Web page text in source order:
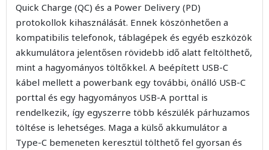
Quick Charge (QC) és a Power Delivery (PD)
protokollok kihasználását. Ennek köszönhetően a
kompatibilis telefonok, táblagépek és egyéb eszközök
akkumulátora jelentősen rövidebb idő alatt feltölthető,
mint a hagyományos töltőkkel. A beépített USB-C
kábel mellett a powerbank egy további, önálló USB-C
porttal és egy hagyományos USB-A porttal is
rendelkezik, így egyszerre több készülék párhuzamos
töltése is lehetséges. Maga a külső akkumulátor a
Type-C bemeneten keresztül tölthető fel gyorsan és